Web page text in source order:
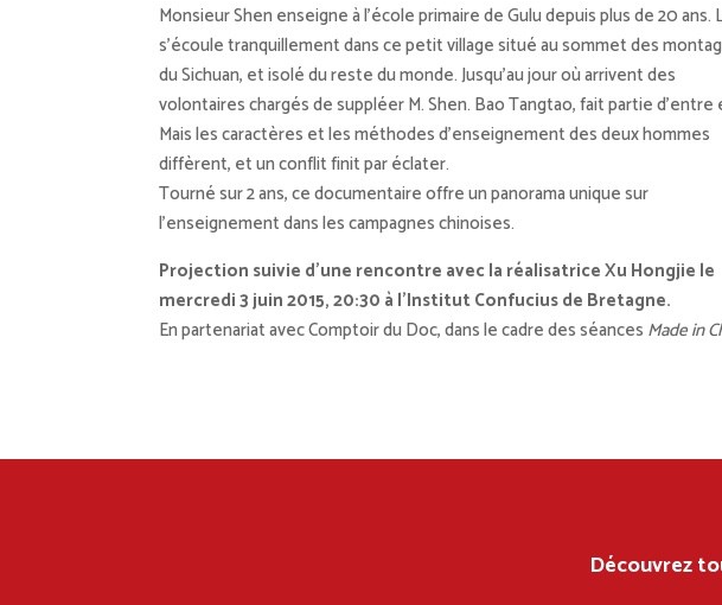
Monsieur Shen enseigne à l’école primaire de Gulu depuis plus de 20 ans.
s’écoule tranquillement dans ce petit village situé au sommet des
du Sichuan, et isolé du reste du monde. Jusqu’au jour où arrivent des
volontaires chargés de suppléer M. Shen. Bao Tangtao, fait partie d’entre
Mais les caractères et les méthodes d’enseignement des deux hommes
diffèrent, et un conflit finit par éclater.
Tourné sur 2 ans, ce documentaire offre un panorama unique sur
l’enseignement dans les campagnes chinoises.
Projection suivie d’une rencontre avec la réalisatrice Xu Hongjie le
mercredi 3 juin 2015, 20:30 à l’Institut Confucius de Bretagne.
En partenariat avec Comptoir du Doc, dans le cadre des séances Made in
Découvrez